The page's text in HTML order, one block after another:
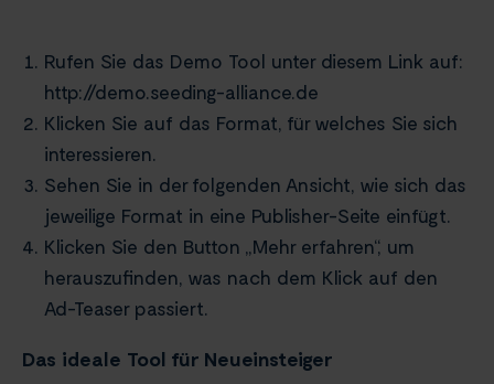
Rufen Sie das Demo Tool unter diesem Link auf:
http://demo.seeding-alliance.de
Klicken Sie auf das Format, für welches Sie sich
interessieren.
Sehen Sie in der folgenden Ansicht, wie sich das
jeweilige Format in eine Publisher-Seite einfügt.
Klicken Sie den Button „Mehr erfahren“, um
herauszufinden, was nach dem Klick auf den
Ad-Teaser passiert.
Das ideale Tool für Neueinsteiger